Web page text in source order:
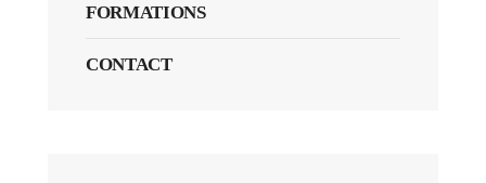
FORMATIONS
CONTACT